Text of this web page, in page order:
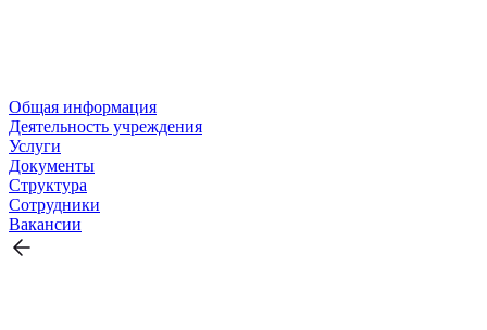
Общая информация
Деятельность учреждения
Услуги
Документы
Структура
Сотрудники
Вакансии